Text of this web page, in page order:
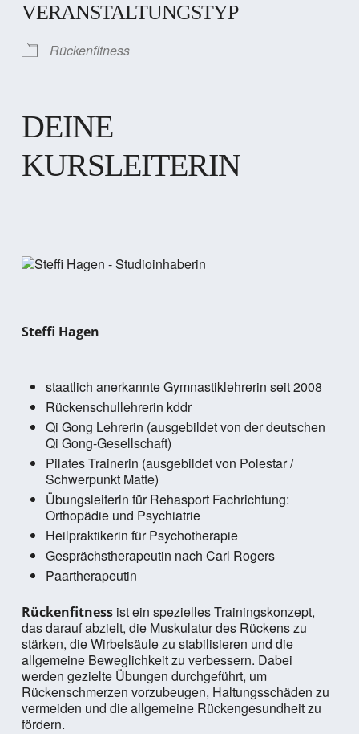
VERANSTALTUNGSTYP
Rückenfitness
DEINE
KURSLEITERIN
Steffi Hagen
staatlich anerkannte Gymnastiklehrerin seit 2008
Rückenschullehrerin kddr
Qi Gong Lehrerin (ausgebildet von der deutschen
Qi Gong-Gesellschaft)
Pilates Trainerin (ausgebildet von Polestar /
Schwerpunkt Matte)
Übungsleiterin für Rehasport Fachrichtung:
Orthopädie und Psychiatrie
Heilpraktikerin für Psychotherapie
Gesprächstherapeutin nach Carl Rogers
Paartherapeutin
Rückenfitnessist ein spezielles Trainingskonzept,
das darauf abzielt, die Muskulatur des Rückens zu
stärken, die Wirbelsäule zu stabilisieren und die
allgemeine Beweglichkeit zu verbessern. Dabei
werden gezielte Übungen durchgeführt, um
Rückenschmerzen vorzubeugen, Haltungsschäden zu
vermeiden und die allgemeine Rückengesundheit zu
fördern.